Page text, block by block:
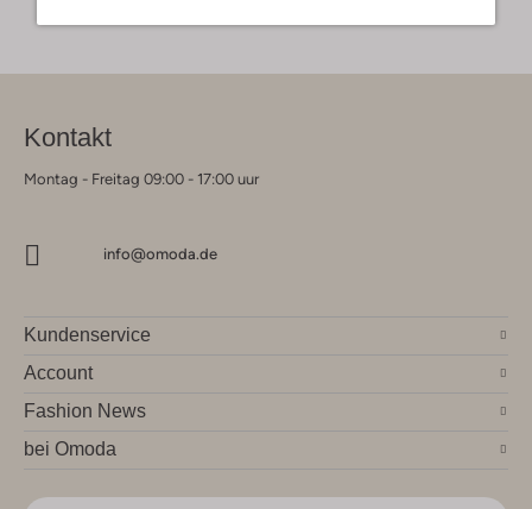
Kontakt
Montag - Freitag 09:00 - 17:00 uur
info@omoda.de
Kundenservice
Account
Fashion News
bei Omoda